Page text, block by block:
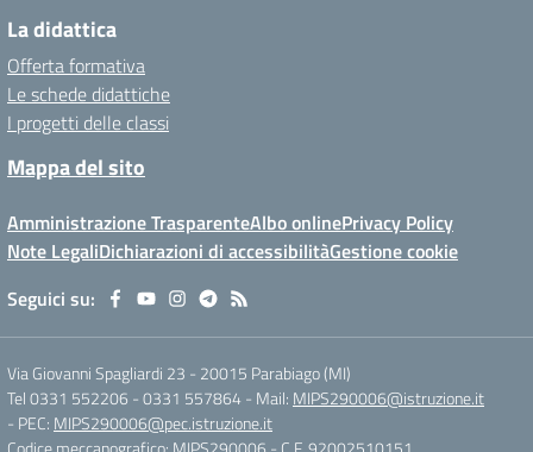
La didattica
Offerta formativa
Le schede didattiche
I progetti delle classi
Mappa del sito
Amministrazione TrasparenteAlbo onlinePrivacy Policy
Note LegaliDichiarazioni di accessibilitàGestione cookie
Seguici su:
Via Giovanni Spagliardi 23 - 20015 Parabiago (MI)
Tel 0331 552206 - 0331 557864- Mail: MIPS290006@istruzione.it
- PEC: MIPS290006@pec.istruzione.it